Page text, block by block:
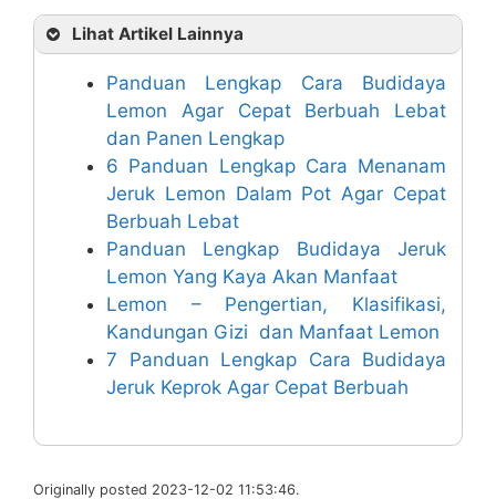
Lihat Artikel Lainnya
Panduan Lengkap Cara Budidaya
Lemon Agar Cepat Berbuah Lebat
dan Panen Lengkap
6 Panduan Lengkap Cara Menanam
Jeruk Lemon Dalam Pot Agar Cepat
Berbuah Lebat
Panduan Lengkap Budidaya Jeruk
Lemon Yang Kaya Akan Manfaat
Lemon – Pengertian, Klasifikasi,
Kandungan Gizi dan Manfaat Lemon
7 Panduan Lengkap Cara Budidaya
Jeruk Keprok Agar Cepat Berbuah
Originally posted 2023-12-02 11:53:46.